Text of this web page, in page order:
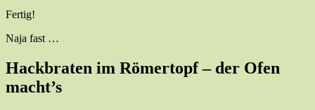
Fertig!
Naja fast …
Hackbraten im Römertopf – der Ofen
macht’s